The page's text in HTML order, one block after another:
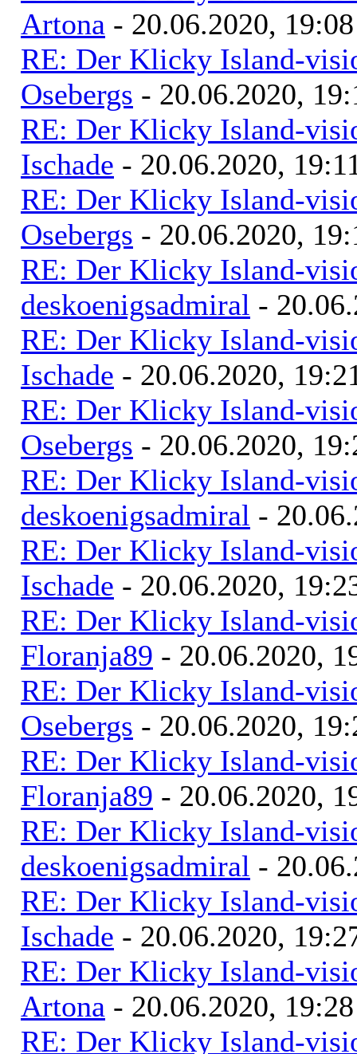
Artona - 20.06.2020, 19:08
RE: Der Klicky Island-
Osebergs - 20.06.2020,
RE: Der Klicky Island-
Ischade - 20.06.2020,
RE: Der Klicky Island-
Osebergs - 20.06.2020,
RE: Der Klicky Island-
deskoenigsadmiral -
RE: Der Klicky Island-
Ischade - 20.06.2020,
RE: Der Klicky Island-
Osebergs - 20.06.2020,
RE: Der Klicky Island-
deskoenigsadmiral -
RE: Der Klicky Island-
Ischade - 20.06.2020,
RE: Der Klicky Island-
Floranja89 - 20.06.2020,
RE: Der Klicky Island-
Osebergs - 20.06.2020,
RE: Der Klicky Island-
Floranja89 - 20.06.2020,
RE: Der Klicky Island-
deskoenigsadmiral -
RE: Der Klicky Island-
Ischade - 20.06.2020,
RE: Der Klicky Island-
Artona - 20.06.2020, 19:28
RE: Der Klicky Island-